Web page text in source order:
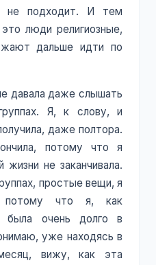
не подходит. И тем
люди религиозные,
дальше идти по
давала даже слышать
Я, к слову, и
даже полтора.
потому что я
жизни не заканчивала.
простые вещи, я
потому что я, как
была очень долго в
уже находясь в
вижу, как эта